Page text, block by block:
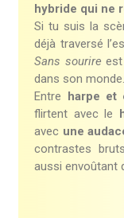
hybride qui ne
Si tu suis la
déjà traversé
Sans sourire
dans son monde.
Entre harpe et
flirtent avec le
avec une
contrastes
aussi envoûtant